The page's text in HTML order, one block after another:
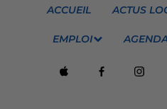
ACCUEIL ACTUS
EMPLOI